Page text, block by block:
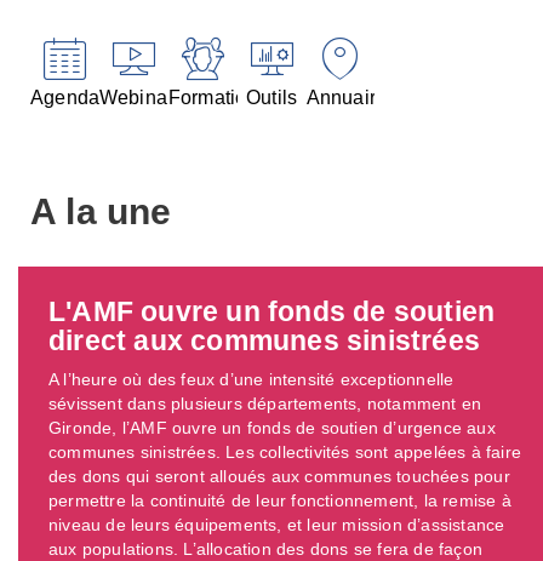
AgendaWebinairesFormationsOutils Annuaires
A la une
L'AMF ouvre un fonds de soutien
direct aux communes sinistrées
A l’heure où des feux d’une intensité exceptionnelle
sévissent dans plusieurs départements, notamment en
Gironde, l’AMF ouvre un fonds de soutien d’urgence aux
communes sinistrées. Les collectivités sont appelées à faire
des dons qui seront alloués aux communes touchées pour
permettre la continuité de leur fonctionnement, la remise à
niveau de leurs équipements, et leur mission d’assistance
aux populations. L’allocation des dons se fera de façon